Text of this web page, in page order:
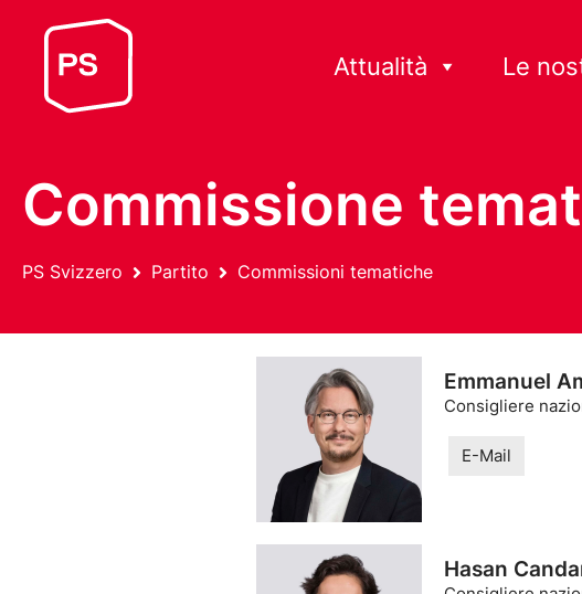
Attualità Le
Commissione
PS Svizzero Partito Commissioni tematiche
Emmanuel
Consigliere
E-Mail
Hasan